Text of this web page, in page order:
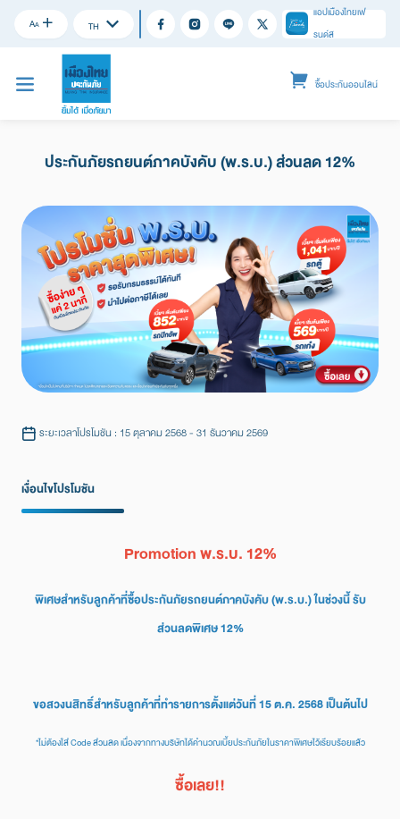
AA TH
แอปเมืองไทยเฟ
รนด์ส
ซื้อประกันออนไลน์
ประกันภัยรถยนต์ภาคบังคับ (พ.ร.บ.) ส่วนลด 12%
ระยะเวลาโปรโมชัน : 15 ตุลาคม 2568 - 31 ธันวาคม 2569
เงื่อนไขโปรโมชัน
Promotion พ.ร.บ. 12%
พิเศษสำหรับลูกค้าที่ซื้อประกันภัยรถยนต์ภาคบังคับ (พ.ร.บ.) ในช่วงนี้ รับ
ส่วนลดพิเศษ 12%
ขอสวงนสิทธิ์สำหรับลูกค้าที่ทำรายการตั้งแต่วันที่ 15 ต.ค. 2568 เป็นต้นไป
*ไม่ต้องใส่ Code ส่วนลด เนื่องจากทางบริษัทได้คำนวณเบี้ยประกันภัยในราคาพิเศษไว้เรียบร้อยแล้ว
ซื้อเลย!!